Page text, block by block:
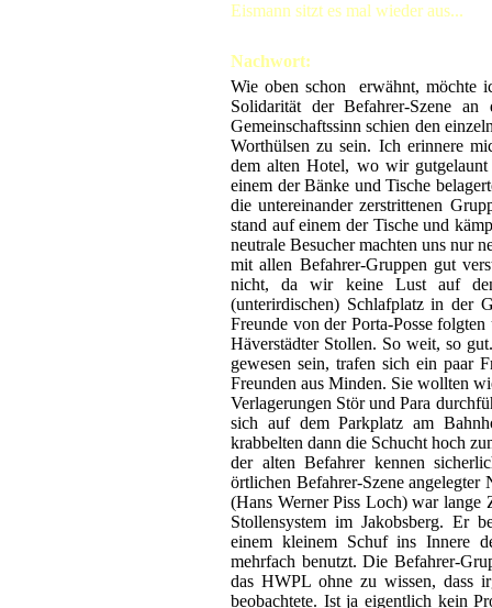
Eismann sitzt es mal wieder aus...
Nachwort:
Wie oben schon erwähnt, möchte
Solidarität der Befahrer-Szene an
Gemeinschaftssinn schien den
Worthülsen zu sein. Ich erinnere
dem alten Hotel, wo wir
einem der Bänke und Tische
die untereinander zerstrittenen
stand auf einem der Tische und
neutrale Besucher machten uns nur
mit allen Befahrer-Gruppen gut
nicht, da wir keine Lust auf
(unterirdischen) Schlafplatz in der
Freunde von der Porta-Posse
Häverstädter Stollen. So weit, so
gewesen sein, trafen sich ein paar
Freunden aus Minden. Sie wollten
Verlagerungen Stör und Para
sich auf dem Parkplatz am
krabbelten dann die Schucht hoch
der alten Befahrer kennen
örtlichen Befahrer-Szene
(Hans Werner Piss Loch) war lange
Stollensystem im Jakobsberg. Er
einem kleinem Schuf ins Innere
mehrfach benutzt. Die Befahrer-
das HWPL ohne zu wissen, dass
beobachtete. Ist ja eigentlich kein